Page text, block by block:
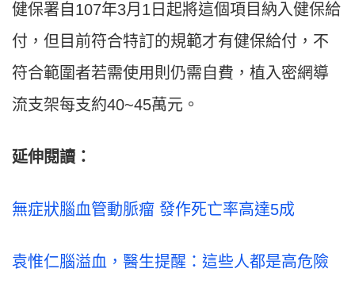
健保署自107年3月1日起將這個項目納入健保給
付，但目前符合特訂的規範才有健保給付，不
符合範圍者若需使用則仍需自費，植入密網導
流支架每支約40~45萬元。
延伸閱讀：
無症狀腦血管動脈瘤 發作死亡率高達5成
袁惟仁腦溢血，醫生提醒：這些人都是高危險